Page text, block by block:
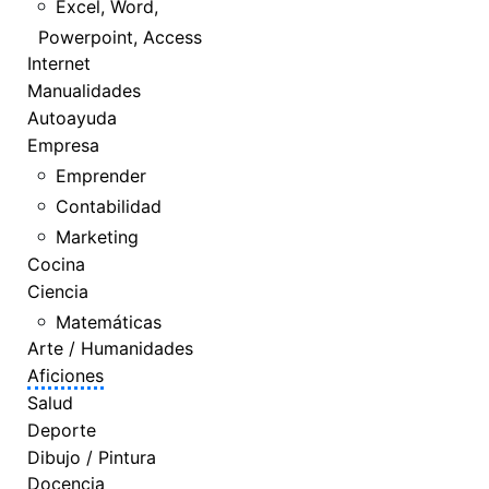
Excel, Word,
Powerpoint, Access
Internet
Manualidades
Autoayuda
Empresa
Emprender
Contabilidad
Marketing
Cocina
Ciencia
Matemáticas
Arte / Humanidades
Aficiones
Salud
Deporte
Dibujo / Pintura
Docencia